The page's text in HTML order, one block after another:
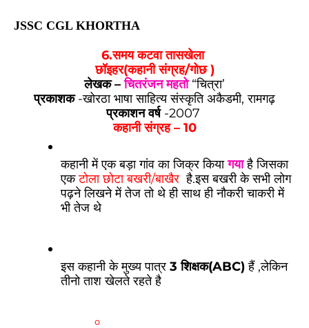
JSSC CGL KHORTHA
6.समय कटवा तासखेला
छॉइहर(कहानी संग्रह/गोछ )
लेखक –चितरंजन महतो“चित्रा’
प्रकाशक-खोरठा भाषा साहित्य संस्कृति अकैडमी, रामगढ़
प्रकाशन वर्ष-2007
कहानी संग्रह – 10
कहानी में एक बड़ा गांव का जिक्र किया गया है जिसका
एक टोला छोटा बखरी/बाखैर है.इस बखरी के सभी लोग
पढ़ने लिखने में तेज तो थे ही साथ ही नौकरी चाकरी में
भी तेज थे
इस कहानी के मुख्य पात्र 3 शिक्षक(ABC) हैं ,लेकिन
तीनो ताश खेलते रहते है